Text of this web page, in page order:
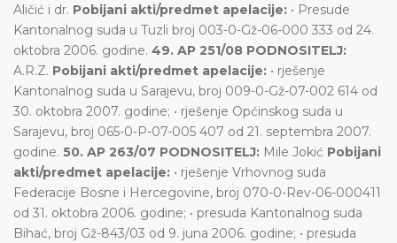
Aličić i dr. Pobijani akti/predmet apelacije: • Presude
Kantonalnog suda u Tuzli broj 003-0-Gž-06-000 333 od 24.
oktobra 2006. godine. 49. AP 251/08 PODNOSITELJ:
A.R.Z. Pobijani akti/predmet apelacije: • rješenje
Kantonalnog suda u Sarajevu, broj 009-0-Gž-07-002 614 od
30. oktobra 2007. godine; • rješenje Općinskog suda u
Sarajevu, broj 065-0-P-07-005 407 od 21. septembra 2007.
godine. 50. AP 263/07 PODNOSITELJ: Mile Jokić Pobijani
akti/predmet apelacije: • rješenje Vrhovnog suda
Federacije Bosne i Hercegovine, broj 070-0-Rev-06-000411
od 31. oktobra 2006. godine; • presuda Kantonalnog suda
Bihać, broj Gž-843/03 od 9. juna 2006. godine; • presuda